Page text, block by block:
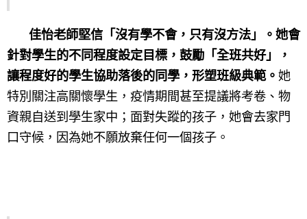
佳怡老師堅信「沒有學不會，只有沒方法」。她會
針對學生的不同程度設定目標，鼓勵「全班共好」，
讓程度好的學生協助落後的同學，形塑班級典範。 她
特別關注高關懷學生，疫情期間甚至提議將考卷、物
資親自送到學生家中；面對失蹤的孩子，她會去家門
口守候，因為她不願放棄任何一個孩子 。